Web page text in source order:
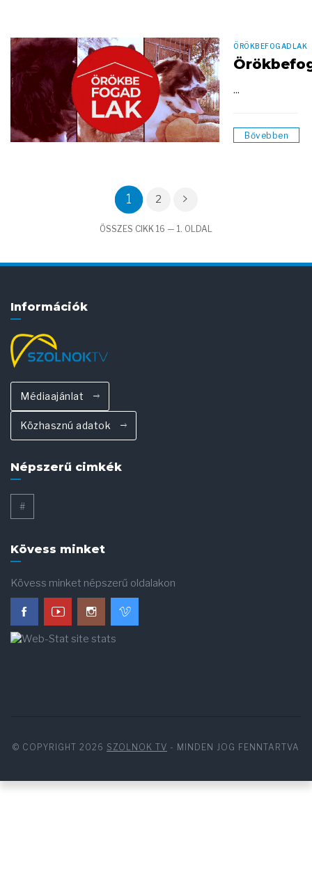
ÖRÖKBEFOGADLAK
...
Bővebben
1 2
ÖSSZES CIKK 16 — 1. OLDAL
Információk
Médiaajánlat
Közhasznú adatok
Népszerű cimkék
#
Kövess minket
Kövess minket népszerű oldalakon
© COPYRIGHT 2026 SZOLNOK TV - MINDEN JOG FENNTARTVA